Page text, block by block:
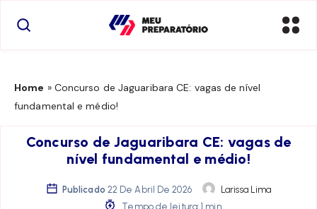
Home » Concurso de Jaguaribara CE: vagas de nível
fundamental e médio!
Concurso de Jaguaribara CE: vagas de
nível fundamental e médio!
Publicado 22 De Abril De 2026
Larissa Lima
Tempo de leitura: 1 min